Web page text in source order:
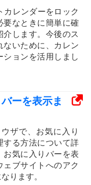
カレンダーをロック
要なときに簡単に確
介します。今後のス
ないために、カレン
ションを活用しまし
ーを表示ま
ザで、お気に入り
する方法について詳
お気に入りバーを表
ェブサイトへのアク
ります。